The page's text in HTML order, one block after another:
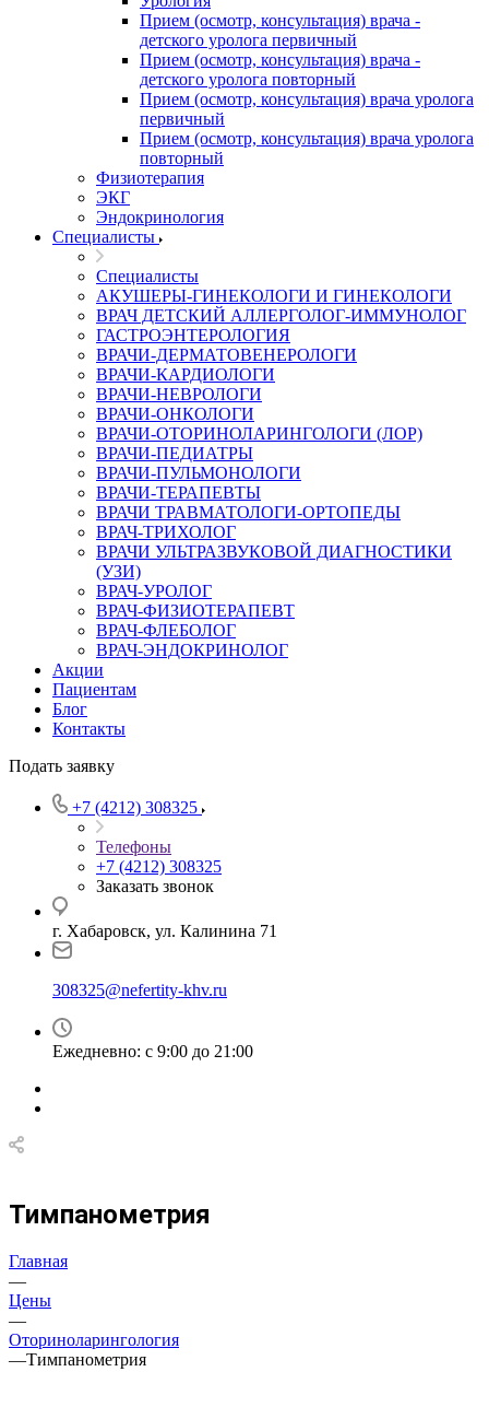
Прием (осмотр, консультация) врача -
детского уролога первичный
Прием (осмотр, консультация) врача -
детского уролога повторный
Прием (осмотр, консультация) врача уролога
первичный
Прием (осмотр, консультация) врача уролога
повторный
Физиотерапия
ЭКГ
Эндокринология
Специалисты
Специалисты
АКУШЕРЫ-ГИНЕКОЛОГИ И ГИНЕКОЛОГИ
ВРАЧ ДЕТСКИЙ АЛЛЕРГОЛОГ-ИММУНОЛОГ
ГАСТРОЭНТЕРОЛОГИЯ
ВРАЧИ-ДЕРМАТОВЕНЕРОЛОГИ
ВРАЧИ-КАРДИОЛОГИ
ВРАЧИ-НЕВРОЛОГИ
ВРАЧИ-ОНКОЛОГИ
ВРАЧИ-ОТОРИНОЛАРИНГОЛОГИ (ЛОР)
ВРАЧИ-ПЕДИАТРЫ
ВРАЧИ-ПУЛЬМОНОЛОГИ
ВРАЧИ-ТЕРАПЕВТЫ
ВРАЧИ ТРАВМАТОЛОГИ-ОРТОПЕДЫ
ВРАЧ-ТРИХОЛОГ
ВРАЧИ УЛЬТРАЗВУКОВОЙ ДИАГНОСТИКИ
(УЗИ)
ВРАЧ-УРОЛОГ
ВРАЧ-ФИЗИОТЕРАПЕВТ
ВРАЧ-ФЛЕБОЛОГ
ВРАЧ-ЭНДОКРИНОЛОГ
Акции
Пациентам
Блог
Контакты
Подать заявку
+7 (4212) 308325
Телефоны
+7 (4212) 308325
Заказать звонок
г. Хабаровск, ул. Калинина 71
308325@nefertity-khv.ru
Ежедневно: с 9:00 до 21:00
Тимпанометрия
Главная
—
Цены
—
Оториноларингология
—Тимпанометрия